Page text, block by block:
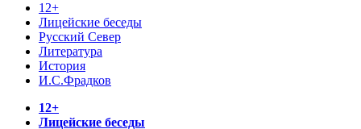
12+
Лицейские беседы
Русский Север
Литература
История
И.С.Фрадков
12+
Лицейские беседы